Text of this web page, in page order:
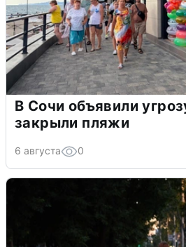
В Сочи объявили
закрыли пляжи
6 августа 0